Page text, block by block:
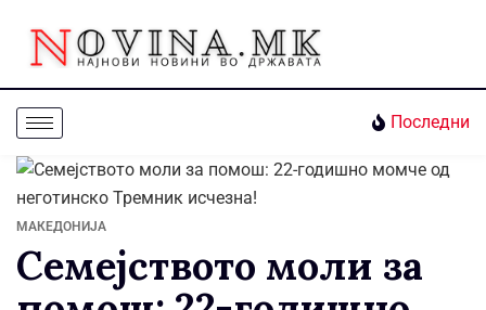
Последни
МАКЕДОНИЈА
Семејството моли за